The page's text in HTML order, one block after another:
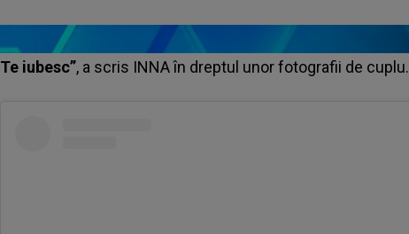
Te iubesc”, a scris INNA în dreptul unor fotografii de cuplu.